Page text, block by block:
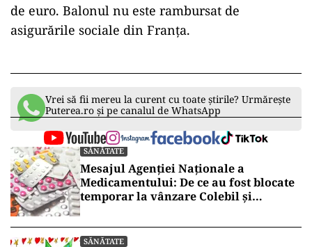
de euro. Balonul nu este rambursat de
asigurările sociale din Franța.
Vrei să fii mereu la curent cu toate știrile? Urmărește
Puterea.ro și pe canalul de WhatsApp
SĂNĂTATE
Mesajul Agenției Naționale a
Medicamentului: De ce au fost blocate
temporar la vânzare Colebil și
SĂNĂTATE